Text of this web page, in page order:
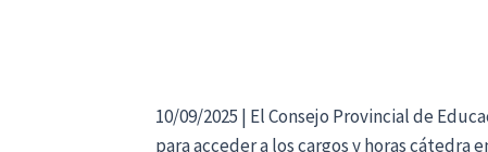
10/09/2025 | El Consejo Provincial de
para acceder a los cargos y horas